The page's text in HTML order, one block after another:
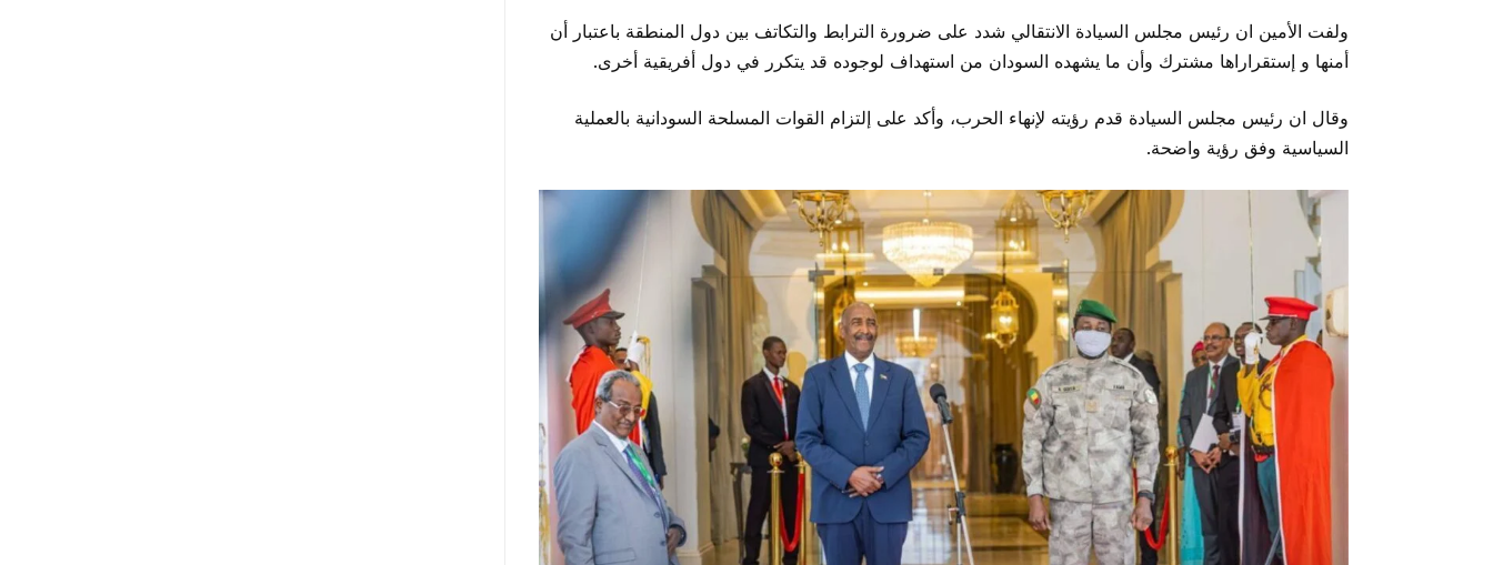
ولفت الأمين ان رئيس مجلس السيادة الانتقالي شدد على ضرورة الترابط والتكاتف بين دول المنطقة باعتبار أن
أمنها و إستقراراها مشترك وأن ما يشهده السودان من استهداف لوجوده قد يتكرر في دول أفريقية أخرى.
وقال ان رئيس مجلس السيادة قدم رؤيته لإنهاء الحرب، وأكد على إلتزام القوات المسلحة السودانية بالعملية
السياسية وفق رؤية واضحة.